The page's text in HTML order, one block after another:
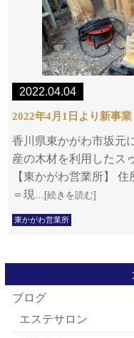
2022.04.04
2022年4月1日より新事業
香川県東かがわ市坂元
産の木材を利用したス
【東かがわ営業所】
＝現…[続きを読む]
東かがわ営業所
ブログ
エステサロン